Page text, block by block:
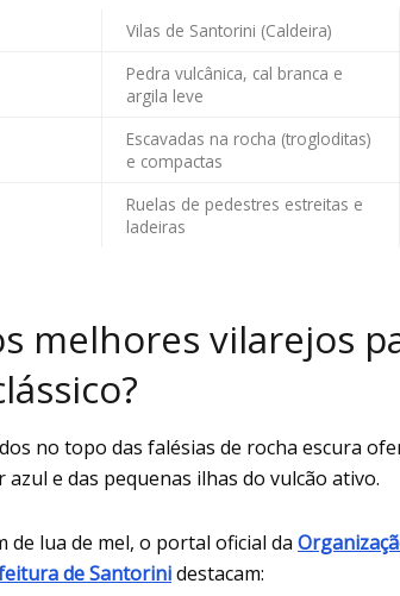
Vilas de Santorini (Caldeira)
Pedra vulcânica, cal branca e
argila leve
Escavadas na rocha (trogloditas)
e compactas
Ruelas de pedestres estreitas e
ladeiras
melhores vilarejos
no topo das falésias de rocha escura
e das pequenas ilhas do vulcão ativo.
de lua de mel, o portal oficial da
de Santorinidestacam: